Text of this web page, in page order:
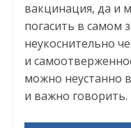
вакцинация, да и
погасить в самом
неукоснительно
и
можно неустанно
и важно говорить.